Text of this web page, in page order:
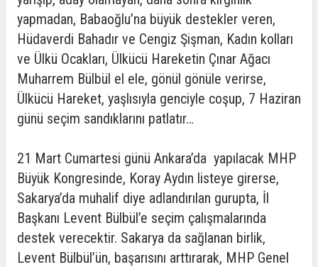
yapmadan, Babaoğlu’na büyük destekler veren,
Hüdaverdi Bahadır ve Cengiz Şişman, Kadın kolları
ve Ülkü Ocakları, Ülkücü Hareketin Çınar Ağacı
Muharrem Bülbül el ele, gönül gönüle verirse,
Ülkücü Hareket, yaşlısıyla genciyle coşup, 7 Haziran
günü seçim sandıklarını patlatır…
21 Mart Cumartesi günü Ankara’da yapılacak MHP
Büyük Kongresinde, Koray Aydın listeye girerse,
Sakarya’da muhalif diye adlandırılan gurupta, İl
Başkanı Levent Bülbül’e seçim çalışmalarında
destek verecektir. Sakarya da sağlanan birlik,
Levent Bülbül’ün, başarısını arttırarak, MHP Genel